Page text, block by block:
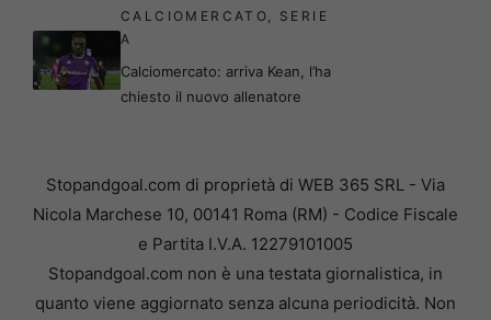
CALCIOMERCATO, SERIE
A
Calciomercato: arriva Kean, l’ha
chiesto il nuovo allenatore
Stopandgoal.com di proprietà di WEB 365 SRL - Via
Nicola Marchese 10, 00141 Roma (RM) - Codice Fiscale
e Partita I.V.A. 12279101005
Stopandgoal.com non è una testata giornalistica, in
quanto viene aggiornato senza alcuna periodicità. Non